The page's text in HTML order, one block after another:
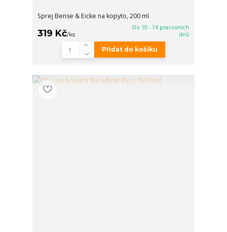
Sprej Bense & Eicke na kopyto, 200 ml
319 Kč/ks
Do 10 - 14 pracovních
dnů
Přidat do košíku